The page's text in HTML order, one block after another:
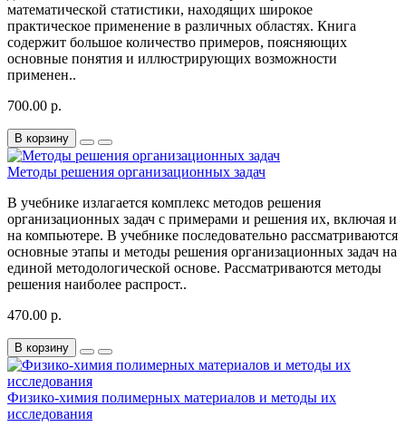
математической статистики, находящих широкое
практическое применение в различных областях. Книга
содержит большое количество примеров, поясняющих
основные понятия и иллюстрирующих возможности
применен..
700.00 р.
В корзину
Методы решения организационных задач
В учебнике излагается комплекс методов решения
организационных задач с примерами и решения их, включая и
на компьютере. В учебнике последовательно рассматриваются
основные этапы и методы решения организационных задач на
единой методологической основе. Рассматриваются методы
решения наиболее распрост..
470.00 р.
В корзину
Физико-химия полимерных материалов и методы их
исследования